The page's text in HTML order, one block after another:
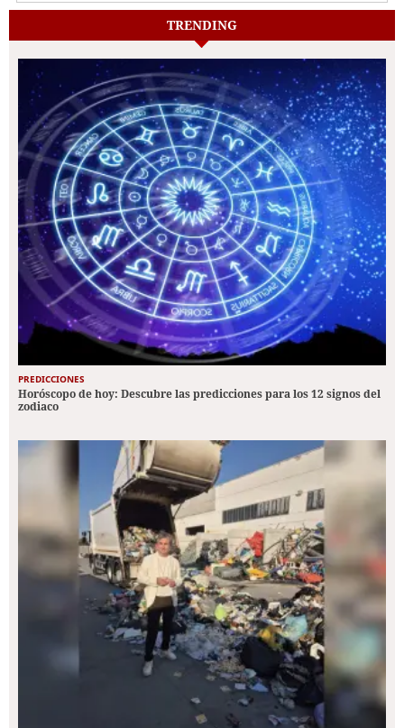
TRENDING
PREDICCIONES
Horóscopo de hoy: Descubre las predicciones para los 12 signos del
zodiaco